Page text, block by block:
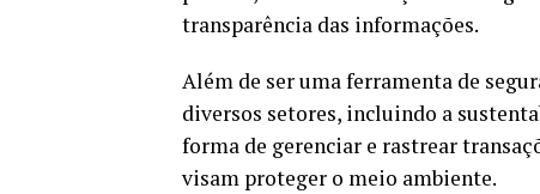
transparência das informações.
Além de ser uma ferramenta de
diversos setores, incluindo a
forma de gerenciar e rastrear
visam proteger o meio ambiente.